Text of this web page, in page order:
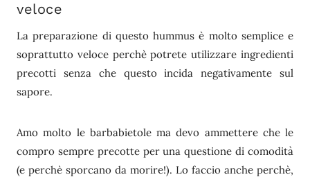
veloce
La preparazione di questo hummus è molto semplice e
soprattutto veloce perchè potrete utilizzare ingredienti
precotti senza che questo incida negativamente sul
sapore.
Amo molto le barbabietole ma devo ammettere che le
compro sempre precotte per una questione di comodità
(e perchè sporcano da morire!). Lo faccio anche perchè,